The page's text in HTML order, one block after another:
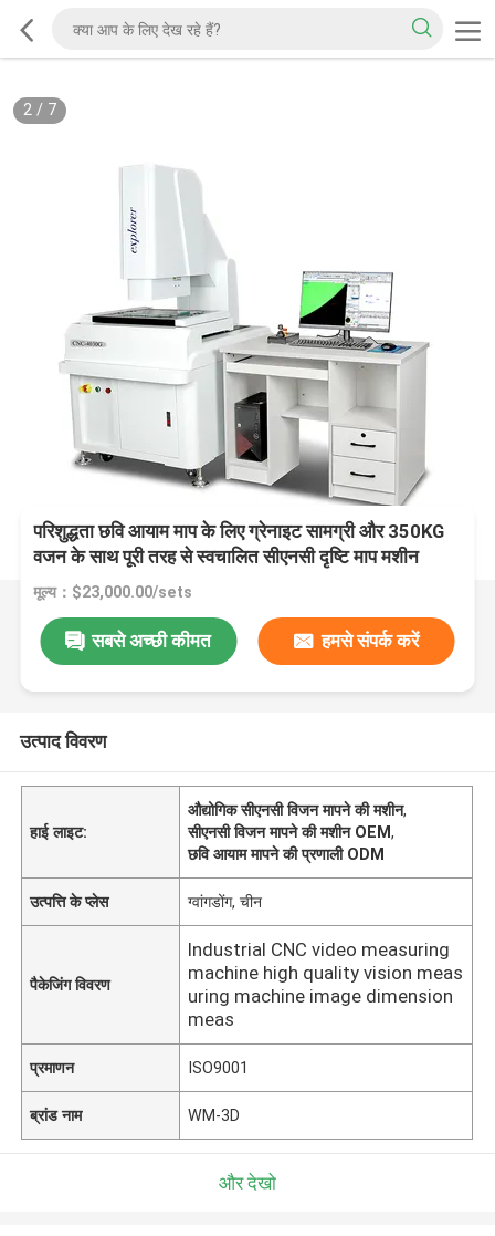
2/ 7
परिशुद्धता छवि आयाम माप के लिए ग्रेनाइट सामग्री और 350KG
वजन के साथ पूरी तरह से स्वचालित सीएनसी दृष्टि माप मशीन
मूल्य：$23,000.00/sets
सबसे अच्छी कीमत हमसे संपर्क करें
उत्पाद विवरण
हाई लाइट:
औद्योगिक सीएनसी विजन मापने की मशीन,
सीएनसी विजन मापने की मशीन OEM,
छवि आयाम मापने की प्रणाली ODM
उत्पत्ति के प्लेस ग्वांगडोंग, चीन
पैकेजिंग विवरण
Industrial CNC video measuring
machine high quality vision meas
uring machine image dimension
meas
प्रमाणन ISO9001
ब्रांड नाम WM-3D
और देखो